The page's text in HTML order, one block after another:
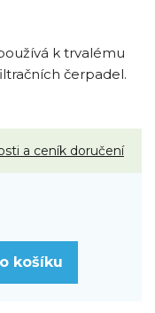
k trvalému
čerpadel.
a ceník doručení
košíku